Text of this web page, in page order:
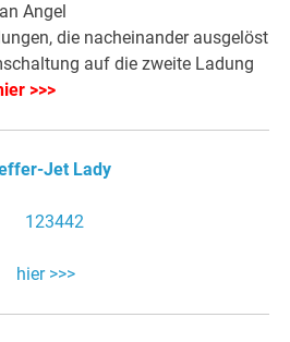
Angel
die nacheinander ausgelöst
auf die zweite Ladung
>>>
Jet Lady
hier >>>